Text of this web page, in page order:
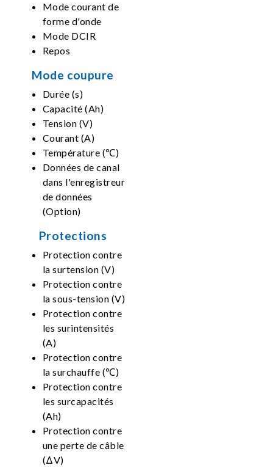
Mode courant de
forme d'onde
Mode DCIR
Repos
Mode coupure
Durée (s)
Capacité (Ah)
Tension (V)
Courant (A)
Température (℃)
Données de canal
dans l'enregistreur
de données
(Option)
Protections
Protection contre
la surtension (V)
Protection contre
la sous-tension (V)
Protection contre
les surintensités
(A)
Protection contre
la surchauffe (℃)
Protection contre
les surcapacités
(Ah)
Protection contre
une perte de câble
(ΔV)